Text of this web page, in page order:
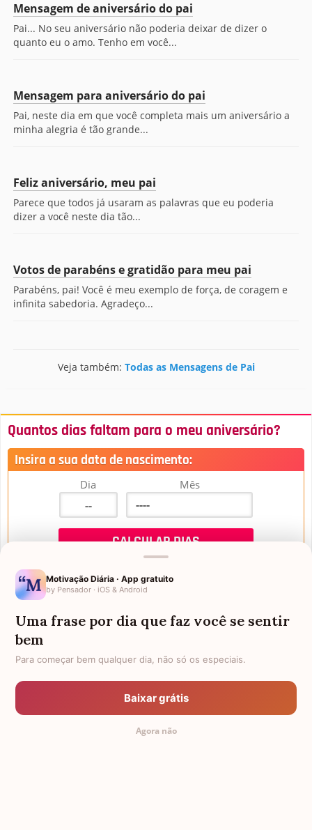
Mensagem de aniversário do pai
Pai... No seu aniversário não poderia deixar de dizer o
quanto eu o amo. Tenho em você...
Mensagem para aniversário do pai
Pai, neste dia em que você completa mais um aniversário a
minha alegria é tão grande...
Feliz aniversário, meu pai
Parece que todos já usaram as palavras que eu poderia
dizer a você neste dia tão...
Votos de parabéns e gratidão para meu pai
Parabéns, pai! Você é meu exemplo de força, de coragem e
infinita sabedoria. Agradeço...
Veja também: Todas as Mensagens de Pai
Quantos dias faltam para o meu aniversário?
Insira a sua data de nascimento:
Dia Mês
Mensagens de Aniversário
FALTAM 3 DIAS PARA O MEU
ANIVERSÁRIO
FRASES PARA IRMÃ MAIS VELHA
Motivação Diária · App gratuito
by Pensador · iOS & Android
Uma frase por dia que faz você se sentir
bem
Para começar bem qualquer dia, não só os especiais.
Baixar grátis
Agora não